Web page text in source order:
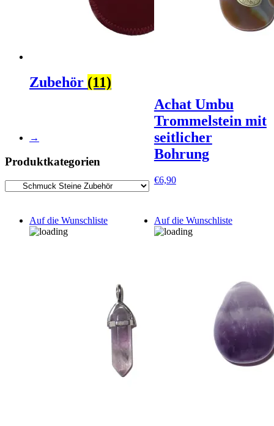
Zubehör (11)
Achat Umbu
Trommelstein mit
seitlicher
Bohrung
€6,90
Auf die Wunschliste Auf die Wunschliste
→
Produktkategorien